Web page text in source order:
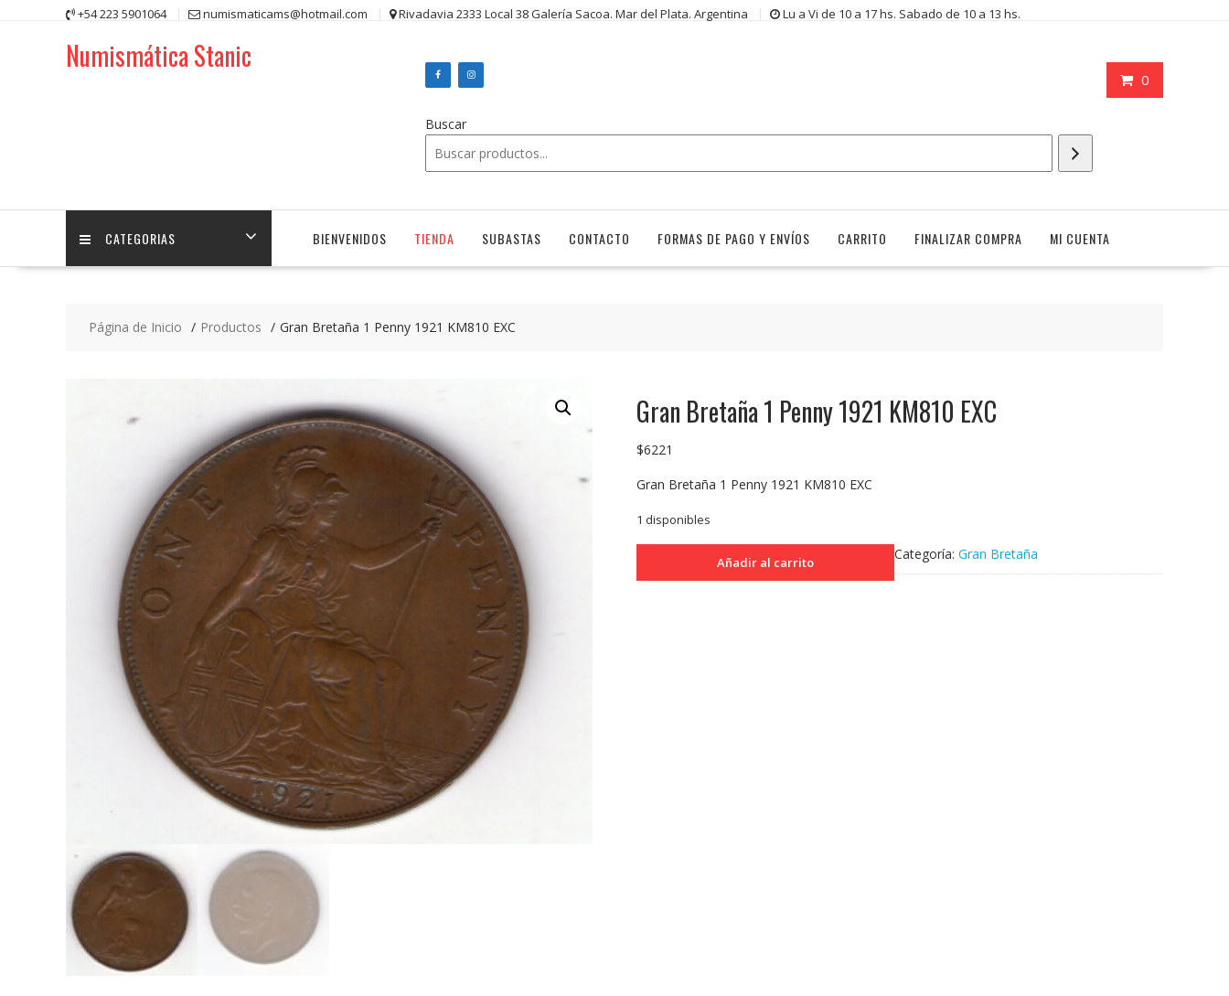
+54 223 5901064 numismaticams@hotmail.com Rivadavia 2333 Local 38 Galería Sacoa. Mar del Plata. Argentina Lu a Vi de 10 a 17 hs. Sabado de 10 a 13 hs.
Numismática Stanic
0
Buscar
CATEGORIAS BIENVENIDOS TIENDA SUBASTAS CONTACTO FORMAS DE PAGO Y ENVÍOS CARRITO FINALIZAR COMPRA MI CUENTA
Página de Inicio Productos Gran Bretaña 1 Penny 1921 KM810 EXC
Gran Bretaña 1 Penny 1921 KM810 EXC
$6221
Gran Bretaña 1 Penny 1921 KM810 EXC
1 disponibles
Añadir al carrito Categoría:Gran Bretaña